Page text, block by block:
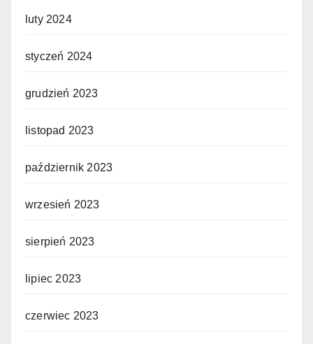
luty 2024
styczeń 2024
grudzień 2023
listopad 2023
październik 2023
wrzesień 2023
sierpień 2023
lipiec 2023
czerwiec 2023